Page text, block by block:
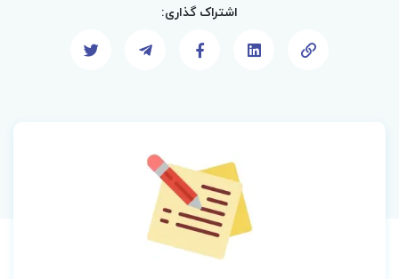
اشتراک گذاری: